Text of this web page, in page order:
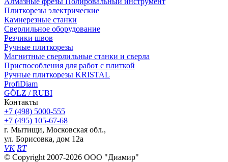
Плиткорезы электрические
Камнерезные станки
Сверлильное оборудование
Резчики швов
Ручные плиткорезы
Магнитные сверлильные станки и сверла
Приспособления для работ с плиткой
Ручные плиткорезы KRISTAL
ProfiDiam
GÖLZ / RUBI
Контакты
+7 (498) 5000-555
+7 (495) 105-67-68
г. Мытищи, Московская обл.,
ул. Борисовка, дом 12а
VK RT
© Copyright 2007-2026 ООО "Диамир"